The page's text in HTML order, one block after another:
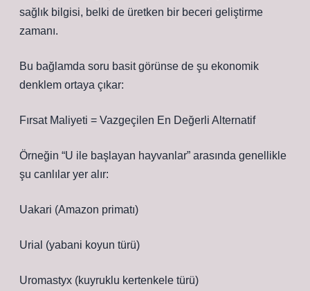
sağlık bilgisi, belki de üretken bir beceri geliştirme
zamanı.
Bu bağlamda soru basit görünse de şu ekonomik
denklem ortaya çıkar:
Fırsat Maliyeti = Vazgeçilen En Değerli Alternatif
Örneğin “U ile başlayan hayvanlar” arasında genellikle
şu canlılar yer alır:
Uakari (Amazon primatı)
Urial (yabani koyun türü)
Uromastyx (kuyruklu kertenkele türü)